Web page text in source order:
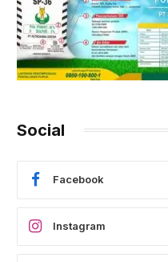
Social
Facebook
Instagram